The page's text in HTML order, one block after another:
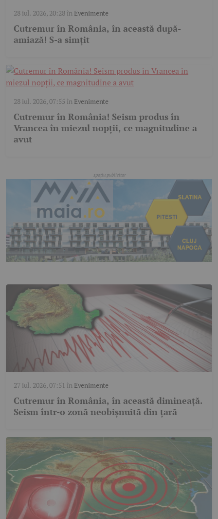
28 iul. 2026, 20:28în Evenimente
Cutremur în România, în această după-
amiază! S-a simțit
28 iul. 2026, 07:55 în Evenimente
Cutremur în România! Seism produs în
Vrancea în miezul nopții, ce magnitudine a
avut
27 iul. 2026, 07:51 în Evenimente
Cutremur în România, în această dimineață.
Seism într-o zonă neobișnuită din țară